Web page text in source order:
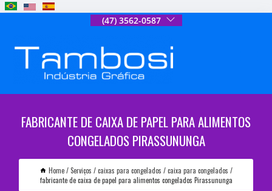
(47) 3562-0587
FABRICANTE DE CAIXA DE PAPEL PARA ALIMENTOS
CONGELADOS PIRASSUNUNGA
Home Serviços caixas para congelados
caixa para congelados
fabricante de caixa de papel para alimentos congelados Pirassununga